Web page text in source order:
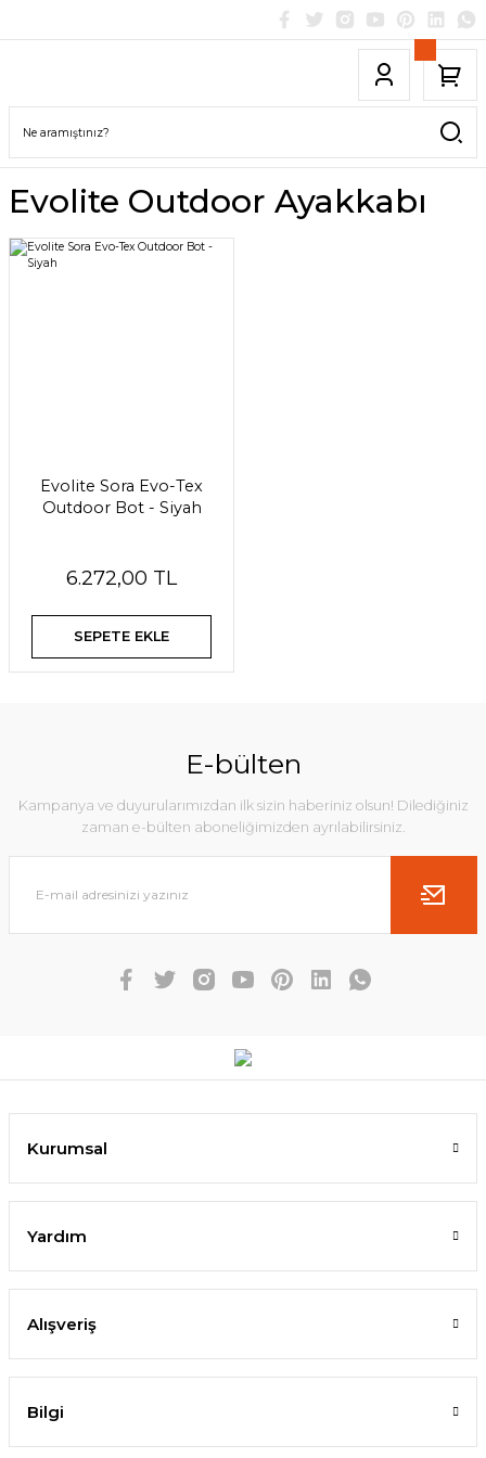
Evolite Outdoor Ayakkabı
Evolite Sora Evo-Tex
Outdoor Bot - Siyah
6.272,00 TL
SEPETE EKLE
E-bülten
Kampanya ve duyurularımızdan ilk sizin haberiniz olsun! Dilediğiniz
zaman e-bülten aboneliğimizden ayrılabilirsiniz.
Kurumsal
Yardım
Alışveriş
Bilgi